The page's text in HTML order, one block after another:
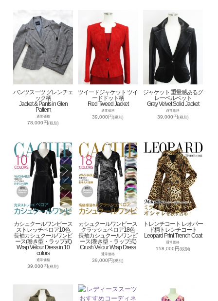
パンツスーツ グレンチェ
ック柄
Jacket & Pants in Glen
Pattern
通常価格
78,000円(税別)
ツイードジャケット ツイ
ードドット柄
Red Tweed Jacket
通常価格
39,000円(税別)
ジャケット 重量感あるグ
レーベルベット
Gray Velvet Solid Jacket
通常価格
39,000円(税別)
カシュクールワンピース
ストレッチベロア10色
長袖カシュクールワンピ
ース(巻き型・ラップ式)
Wrap Velour Dress in 10
colors
通常価格
39,000円(税別)
カシュクールワンピース
クラッシュベロア18色
長袖カシュクールワンピ
ース(巻き型・ラップ式)
Crush Velour Wrap Dress
通常価格
39,000円(税別)
トレンチコート レオパー
ド柄トレンチコート
Leopard Print Trench Coat
通常価格
158,000円(税別)